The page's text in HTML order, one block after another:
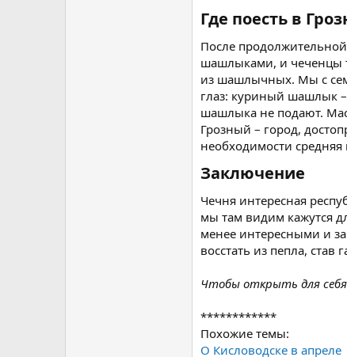
Где поесть в
После
шашлыками, и чеченцы
из шашлычных. Мы с
глаз: куриный шашлык
шашлыка не подают.
Грозный – город,
необходимости средняя
Заключение​
Чечня интересная
мы там видим кажутся
менее интересными и
восстать из пепла,
Чтобы открыть для
************
Похожие темы:
О Кисловодске в апреле